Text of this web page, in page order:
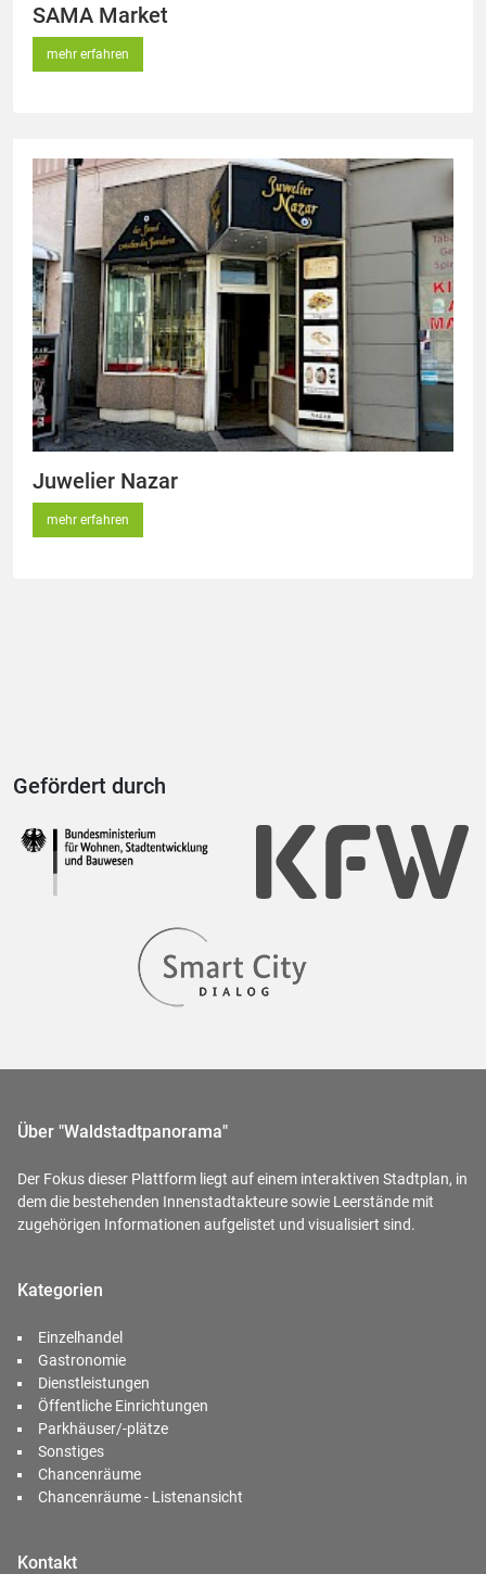
SAMA Market
mehr erfahren
Juwelier Nazar
mehr erfahren
Gefördert durch
Über "Waldstadtpanorama"
Der Fokus dieser Plattform liegt auf einem interaktiven Stadtplan, in
dem die bestehenden Innenstadtakteure sowie Leerstände mit
zugehörigen Informationen aufgelistet und visualisiert sind.
Kategorien
Einzelhandel
Gastronomie
Dienstleistungen
Öffentliche Einrichtungen
Parkhäuser/-plätze
Sonstiges
Chancenräume
Chancenräume - Listenansicht
Kontakt